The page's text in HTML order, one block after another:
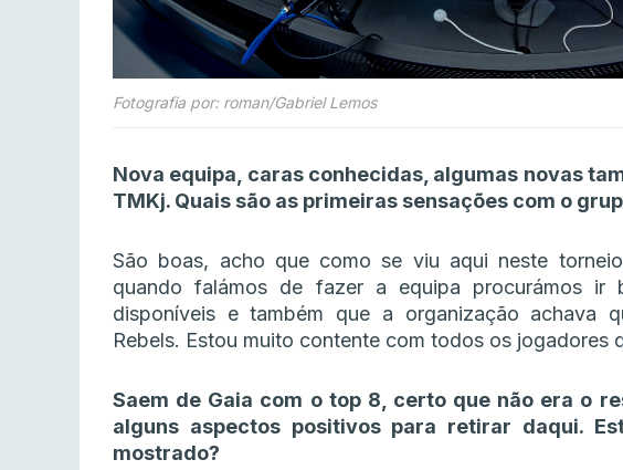
Fotografia por: roman/Gabriel Lemos
Nova equipa, caras conhecidas, algumas novas
TMKj. Quais são as primeiras sensações com o
São boas, acho que como se viu aqui neste
quando falámos de fazer a equipa procurámos ir
disponíveis e também que a organização achava
Rebels. Estou muito contente com todos os jogadores
Saem de Gaia com o top 8, certo que não era o
alguns aspectos positivos para retirar daqui.
mostrado?